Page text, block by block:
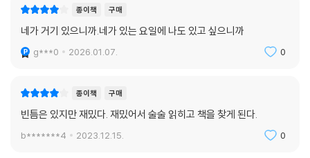
종이책 구매
네가 거기 있으니까.네가 있는 요일에 나도 있고 싶으니까
g***0 2026.01.07. 0
종이책 구매
빈틈은 있지만 재밌다. 재밌어서 술술 읽히고 책을 찾게 된다.
b*******4 2023.12.15. 0